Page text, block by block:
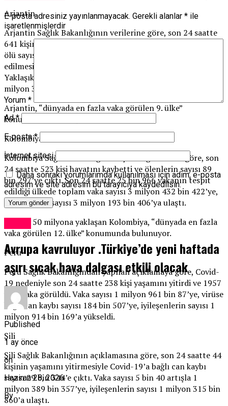
Arjantin
Arjantin Sağlık Bakanlığının verilerine göre, son 24 saatte
641 kişinin hayatını kaybetmesiyle Covid-19’a bağlı toplam
ölü sayısı 78 bin 733’e, 35 bin 355 kişide virüs tespit
edilmesiyle toplam vaka sayısı 3 milyon 817 bin 139’a çıktı.
Yaklaşık 45 milyon nüfuslu Arjantin’de iyileşenlerin sayısı 3
milyon 381 bin 337 olarak açıklandı.
Arjantin, “dünyada en fazla vaka görülen 9. ülke”
konumunda bulunuyor.
Kolombiya
Kolombiya Sağlık Bakanlığının açıkladığı verilere göre, son
24 saatte 523 kişi hayatını kaybetti ve ölenlerin sayısı 89
bin 297’ye çıktı. Son 24 saatte 25 bin 966 vakanın tespit
edildiği ülkede toplam vaka sayısı 3 milyon 432 bin 422’ye,
iyileşenlerin sayısı 3 milyon 193 bin 406’ya ulaştı.
Nüfusu 50 milyona yaklaşan Kolombiya, “dünyada en fazla
vaka görülen 12. ülke” konumunda bulunuyor.
Peru
Peru Sağlık Bakanlığından yapılan açıklamaya göre, Covid-
19 nedeniyle son 24 saatte 238 kişi yaşamını yitirdi ve 1957
yeni vaka görüldü. Vaka sayısı 1 milyon 961 bin 87’ye, virüse
bağlı can kaybı sayısı 184 bin 507’ye, iyileşenlerin sayısı 1
milyon 914 bin 169’a yükseldi.
Şili
Şili Sağlık Bakanlığının açıklamasına göre, son 24 saatte 44
kişinin yaşamını yitirmesiyle Covid-19’a bağlı can kaybı
sayısı 29 bin 344’e çıktı. Vaka sayısı 5 bin 40 artışla 1
milyon 389 bin 357’ye, iyileşenlerin sayısı 1 milyon 315 bin
860’a ulaştı.
E-posta adresiniz yayınlanmayacak. Gerekli alanlar * ile
işaretlenmişlerdir
Yorum *
Ad*
E-posta*
İnternet sitesi
Daha sonraki yorumlarımda kullanılması için adım, e-posta
adresim ve site adresim bu tarayıcıya kaydedilsin.
Avrupa kavruluyor .Türkiye’de yeni haftada
aşırı sıcak hava dalgası etkili olacak
Published
1 ay önce
on
Haziran 28, 2026
By